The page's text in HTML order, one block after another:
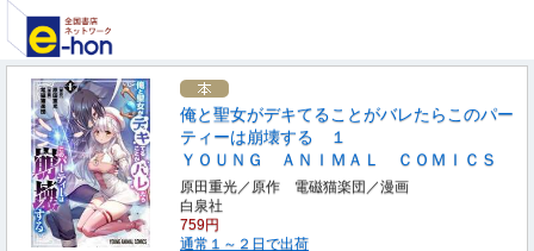
俺と聖女がデキてることがバレたらこのパー
ティーは崩壊する １
ＹＯＵＮＧ ＡＮＩＭＡＬ ＣＯＭＩＣＳ
原田重光／原作 電磁猫楽団／漫画
白泉社
759円
通常１～２日で出荷